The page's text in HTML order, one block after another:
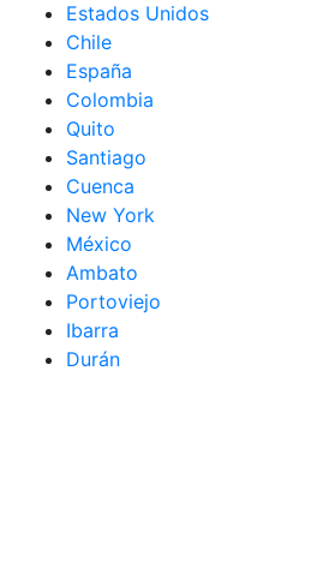
Estados Unidos
Chile
España
Colombia
Quito
Santiago
Cuenca
New York
México
Ambato
Portoviejo
Ibarra
Durán